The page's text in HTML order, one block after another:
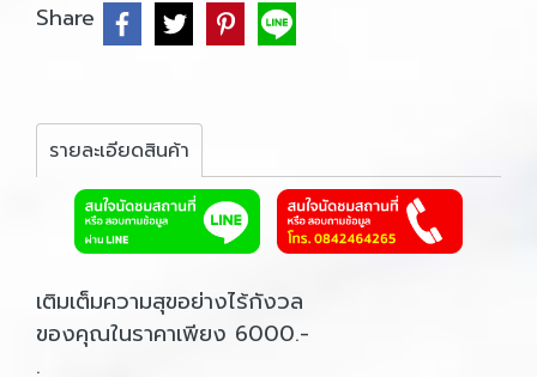
Share
รายละเอียดสินค้า
เติมเต็มความสุขอย่างไร้กังวล
ของคุณในราคาเพียง 6000.-
.